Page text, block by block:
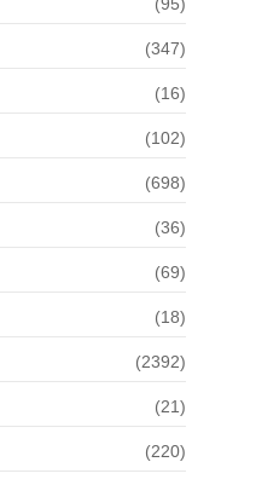
(95)
(347)
(16)
(102)
(698)
(36)
(69)
(18)
(2392)
(21)
(220)